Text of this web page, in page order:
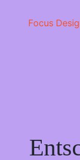
Focus